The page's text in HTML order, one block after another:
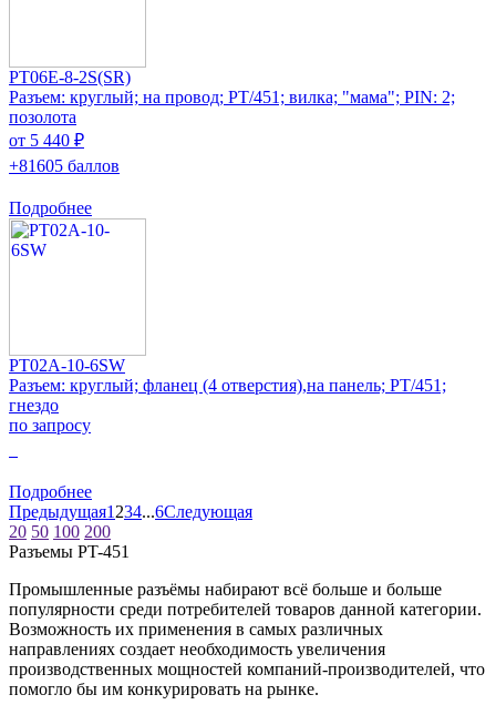
PT06E-8-2S(SR)
Разъем: круглый; на провод; PT/451; вилка; "мама"; PIN: 2;
позолота
от 5 440 ₽
+81605 баллов
Подробнее
PT02A-10-6SW
Разъем: круглый; фланец (4 отверстия),на панель; PT/451;
гнездо
по запросу
Подробнее
Предыдущая1 234...6Следующая
20 50 100 200
Разъeмы PT-451
Промышленные разъёмы набирают всё больше и больше
популярности среди потребителей товаров данной категории.
Возможность их применения в самых различных
направлениях создает необходимость увеличения
производственных мощностей компаний-производителей, что
помогло бы им конкурировать на рынке.